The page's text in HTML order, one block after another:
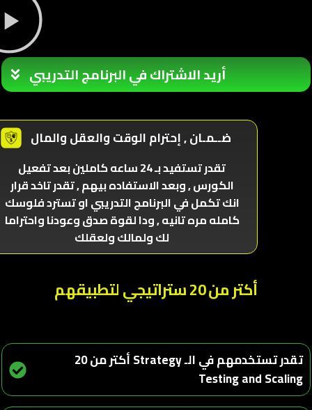
أريد الاشتراك في البرنامج التدريبي
ضــمـان , إحترام الوقت والعقل والمال
تقدر تستفيد بـ 24 ساعه كاملين بعد تفعيل
الكورس , وبعد الاستفاده بيهم , تقدر تاخد قرار
انك تكمل في البرنامج التدريبي او تسترد فلوسك
كامله مره تانيه , ودا لقوة صدق وعودنا واحتراما
لك ولمالك ولعقلك
أكتر من 20 ستراتيجي لتطبيقهم
أكتر من 20 Strategy تقدر تستخدمهم في الـ
Testing and Scaling